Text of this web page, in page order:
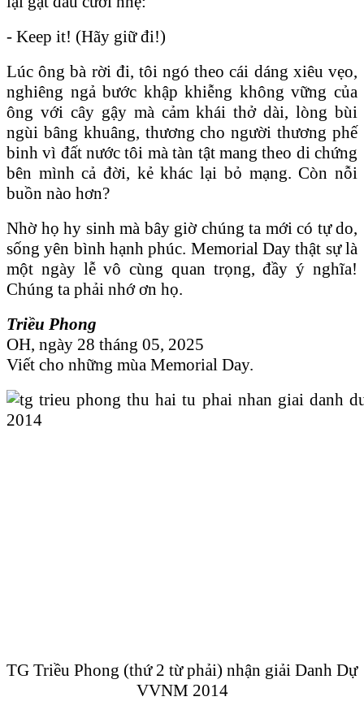
- Keep it! (Hãy giữ đi!)
Lúc ông bà rời đi, tôi ngó theo cái dáng xiêu vẹo,
nghiêng ngả bước khập khiễng không vững của
ông với cây gậy mà cảm khái thở dài, lòng bùi
ngùi bâng khuâng, thương cho người thương phế
binh vì đất nước tôi mà tàn tật mang theo di chứng
bên mình cả đời, kẻ khác lại bỏ mạng. Còn nỗi
buồn nào hơn?
Nhờ họ hy sinh mà bây giờ chúng ta mới có tự do,
sống yên bình hạnh phúc. Memorial Day thật sự là
một ngày lễ vô cùng quan trọng, đầy ý nghĩa!
Chúng ta phải nhớ ơn họ.
Triều Phong
OH, ngày 28 tháng 05, 2025
Viết cho những mùa Memorial Day.
TG Triều Phong (thứ 2 từ phải) nhận giải Danh Dự
VVNM 2014